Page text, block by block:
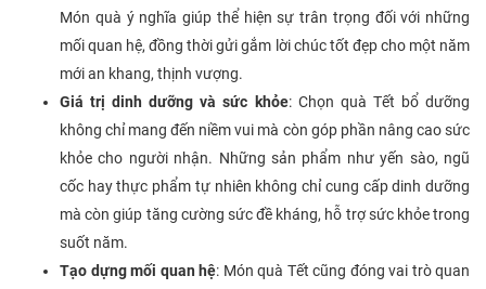
Món quà ý nghĩa giúp thể hiện sự trân trọng đối với những
mối quan hệ, đồng thời gửi gắm lời chúc tốt đẹp cho một năm
mới an khang, thịnh vượng.
Giá trị dinh dưỡng và sức khỏe: Chọn quà Tết bổ dưỡng
không chỉ mang đến niềm vui mà còn góp phần nâng cao sức
khỏe cho người nhận. Những sản phẩm như yến sào, ngũ
cốc hay thực phẩm tự nhiên không chỉ cung cấp dinh dưỡng
mà còn giúp tăng cường sức đề kháng, hỗ trợ sức khỏe trong
suốt năm.
Tạo dựng mối quan hệ: Món quà Tết cũng đóng vai trò quan